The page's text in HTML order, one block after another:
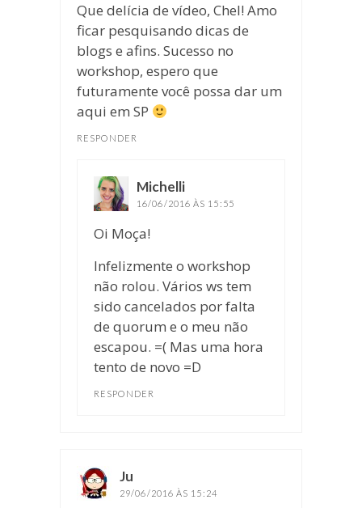
Que delícia de vídeo, Chel! Amo
ficar pesquisando dicas de
blogs e afins. Sucesso no
workshop, espero que
futuramente você possa dar um
aqui em SP
RESPONDER
Michelli
16/06/2016 ÀS 15:55
Oi Moça!
Infelizmente o workshop
não rolou. Vários ws tem
sido cancelados por falta
de quorum e o meu não
escapou. =( Mas uma hora
tento de novo =D
RESPONDER
Ju
29/06/2016 ÀS 15:24